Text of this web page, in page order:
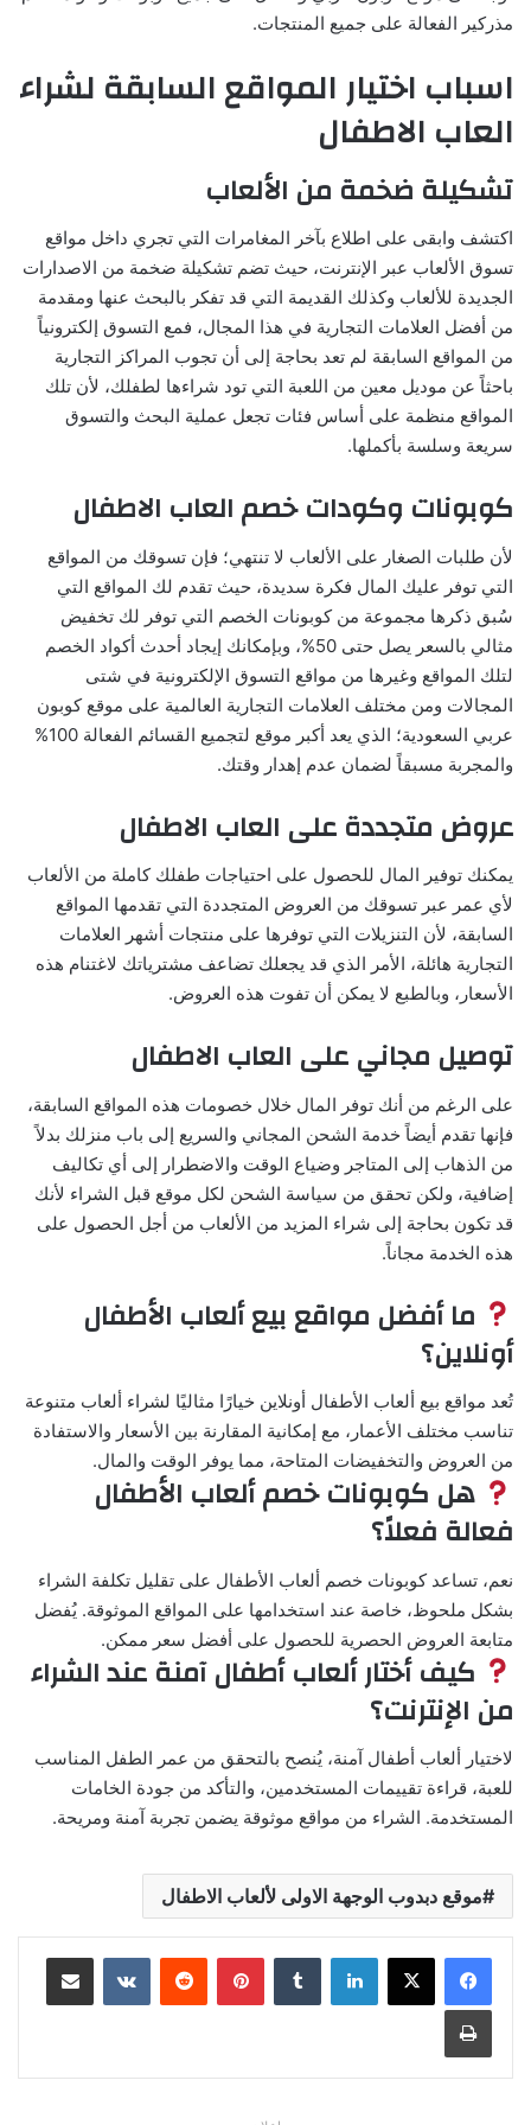
مذركير الفعالة على جميع المنتجات.
اسباب اختيار المواقع السابقة لشراء
العاب الاطفال
تشكيلة ضخمة من الألعاب
اكتشف وابقى على اطلاع بآخر المغامرات التي تجري داخل مواقع
تسوق الألعاب عبر الإنترنت، حيث تضم تشكيلة ضخمة من الاصدارات
الجديدة للألعاب وكذلك القديمة التي قد تفكر بالبحث عنها ومقدمة
من أفضل العلامات التجارية في هذا المجال، فمع التسوق إلكترونياً
من المواقع السابقة لم تعد بحاجة إلى أن تجوب المراكز التجارية
باحثاً عن موديل معين من اللعبة التي تود شراءها لطفلك، لأن تلك
المواقع منظمة على أساس فئات تجعل عملية البحث والتسوق
سريعة وسلسة بأكملها.
كوبونات وكودات خصم العاب الاطفال
لأن طلبات الصغار على الألعاب لا تنتهي؛ فإن تسوقك من المواقع
التي توفر عليك المال فكرة سديدة، حيث تقدم لك المواقع التي
سُبق ذكرها مجموعة من كوبونات الخصم التي توفر لك تخفيض
مثالي بالسعر يصل حتى 50%، وبإمكانك إيجاد أحدث أكواد الخصم
لتلك المواقع وغيرها من مواقع التسوق الإلكترونية في شتى
المجالات ومن مختلف العلامات التجارية العالمية على موقع كوبون
عربي السعودية؛ الذي يعد أكبر موقع لتجميع القسائم الفعالة 100%
والمجربة مسبقاً لضمان عدم إهدار وقتك.
عروض متجددة على العاب الاطفال
يمكنك توفير المال للحصول على احتياجات طفلك كاملة من الألعاب
لأي عمر عبر تسوقك من العروض المتجددة التي تقدمها المواقع
السابقة، لأن التنزيلات التي توفرها على منتجات أشهر العلامات
التجارية هائلة، الأمر الذي قد يجعلك تضاعف مشترياتك لاغتنام هذه
الأسعار، وبالطبع لا يمكن أن تفوت هذه العروض.
توصيل مجاني على العاب الاطفال
على الرغم من أنك توفر المال خلال خصومات هذه المواقع السابقة،
فإنها تقدم أيضاً خدمة الشحن المجاني والسريع إلى باب منزلك بدلاً
من الذهاب إلى المتاجر وضياع الوقت والاضطرار إلى أي تكاليف
إضافية، ولكن تحقق من سياسة الشحن لكل موقع قبل الشراء لأنك
قد تكون بحاجة إلى شراء المزيد من الألعاب من أجل الحصول على
هذه الخدمة مجاناً.
ما أفضل مواقع بيع ألعاب الأطفال
أونلاين؟
تُعد مواقع بيع ألعاب الأطفال أونلاين خيارًا مثاليًا لشراء ألعاب متنوعة
تناسب مختلف الأعمار، مع إمكانية المقارنة بين الأسعار والاستفادة
من العروض والتخفيضات المتاحة، مما يوفر الوقت والمال.
هل كوبونات خصم ألعاب الأطفال
فعالة فعلاً؟
نعم، تساعد كوبونات خصم ألعاب الأطفال على تقليل تكلفة الشراء
بشكل ملحوظ، خاصة عند استخدامها على المواقع الموثوقة. يُفضل
متابعة العروض الحصرية للحصول على أفضل سعر ممكن.
كيف أختار ألعاب أطفال آمنة عند الشراء
من الإنترنت؟
لاختيار ألعاب أطفال آمنة، يُنصح بالتحقق من عمر الطفل المناسب
للعبة، قراءة تقييمات المستخدمين، والتأكد من جودة الخامات
المستخدمة. الشراء من مواقع موثوقة يضمن تجربة آمنة ومريحة.
موقع دبدوب الوجهة الاولى لألعاب الاطفال
لينكدإن بينتيريست مشاركة عبر البريد
طباعة